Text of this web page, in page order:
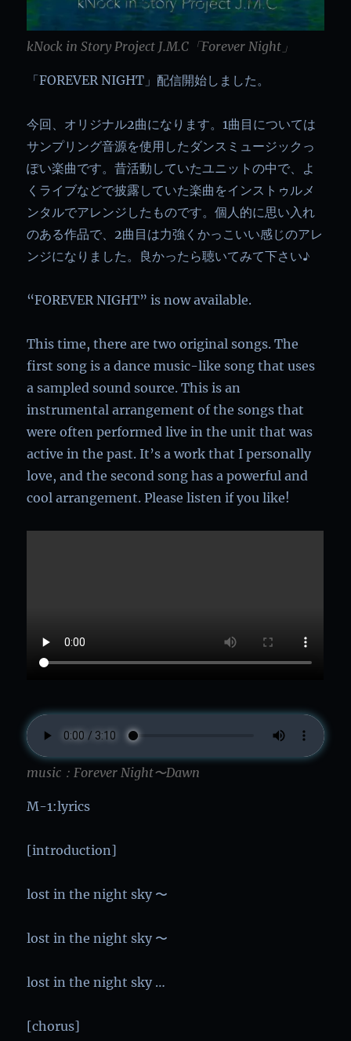
kNock in Story Project J.M.C「Forever Night」
「FOREVER NIGHT」配信開始しました。
今回、オリジナル2曲になります。1曲目については
サンプリング音源を使用したダンスミュージックっ
ぽい楽曲です。昔活動していたユニットの中で、よ
くライブなどで披露していた楽曲をインストゥルメ
ンタルでアレンジしたものです。個人的に思い入れ
のある作品で、2曲目は力強くかっこいい感じのアレ
ンジになりました。良かったら聴いてみて下さい♪
“FOREVER NIGHT” is now available.
This time, there are two original songs. The
first song is a dance music-like song that uses
a sampled sound source. This is an
instrumental arrangement of the songs that
were often performed live in the unit that was
active in the past. It’s a work that I personally
love, and the second song has a powerful and
cool arrangement. Please listen if you like!
music：Forever Night〜Dawn
M-1:lyrics
[introduction]
lost in the night sky 〜
lost in the night sky 〜
lost in the night sky …
[chorus]